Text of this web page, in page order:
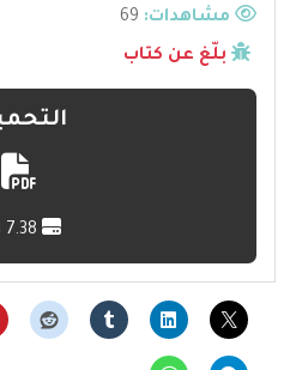
مشاهدات:
بلّغ عن كتاب